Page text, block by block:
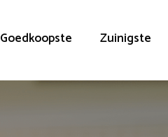
Goedkoopste Zuinigste